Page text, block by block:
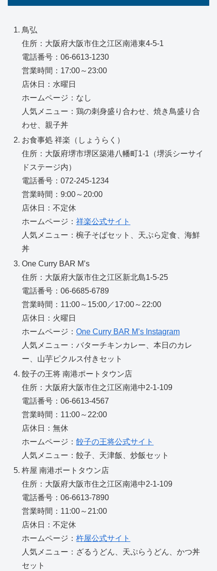
鳥弘
住所：大阪府大阪市住之江区南港東4-5-1
電話番号：06-6613-1230
営業時間：17:00～23:00
店休日：水曜日
ホームページ：なし
人気メニュー：鶏の刺身盛り合わせ、焼き鳥盛り合
わせ、親子丼
お食事処 祥楽（しょうらく）
住所：大阪府堺市堺区築港八幡町1-1（堺浜シーサイ
ドステージ内）
電話番号：072-245-1234
営業時間：9:00～20:00
店休日：不定休
ホームページ：祥楽公式サイト
人気メニュー：椀子そばセット、天ぷら定食、海鮮
丼
One Curry BAR M’s
住所：大阪府大阪市住之江区新北島1-5-25
電話番号：06-6685-6789
営業時間：11:00～15:00／17:00～22:00
店休日：火曜日
ホームページ：One Curry BAR M’s Instagram
人気メニュー：バターチキンカレー、本日のカレ
ー、山芋ピクルス付きセット
餃子の王将 南港ポートタウン店
住所：大阪府大阪市住之江区南港中2-1-109
電話番号：06-6613-4567
営業時間：11:00～22:00
店休日：無休
ホームページ：餃子の王将公式サイト
人気メニュー：餃子、天津飯、炒飯セット
杵屋 南港ポートタウン店
住所：大阪府大阪市住之江区南港中2-1-109
電話番号：06-6613-7890
営業時間：11:00～21:00
店休日：不定休
ホームページ：杵屋公式サイト
人気メニュー：ざるうどん、天ぷらうどん、かつ丼
セット